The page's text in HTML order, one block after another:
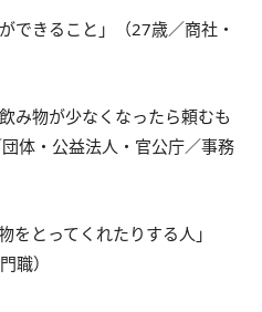
できること」（27歳／商社・
み物が少なくなったら頼むも
体・公益法人・官公庁／事務
をとってくれたりする人」
職）